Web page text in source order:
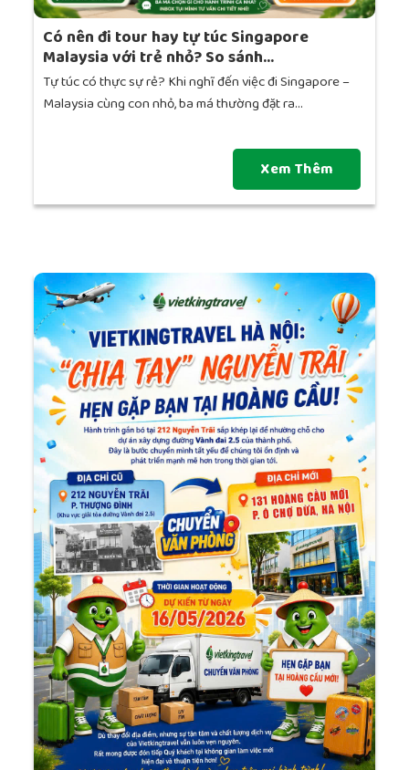
Có nên đi tour hay tự túc Singapore
Malaysia với trẻ nhỏ? So sánh...
Tự túc có thực sự rẻ? Khi nghĩ đến việc đi Singapore –
Malaysia cùng con nhỏ, ba má thường đặt ra...
Xem Thêm